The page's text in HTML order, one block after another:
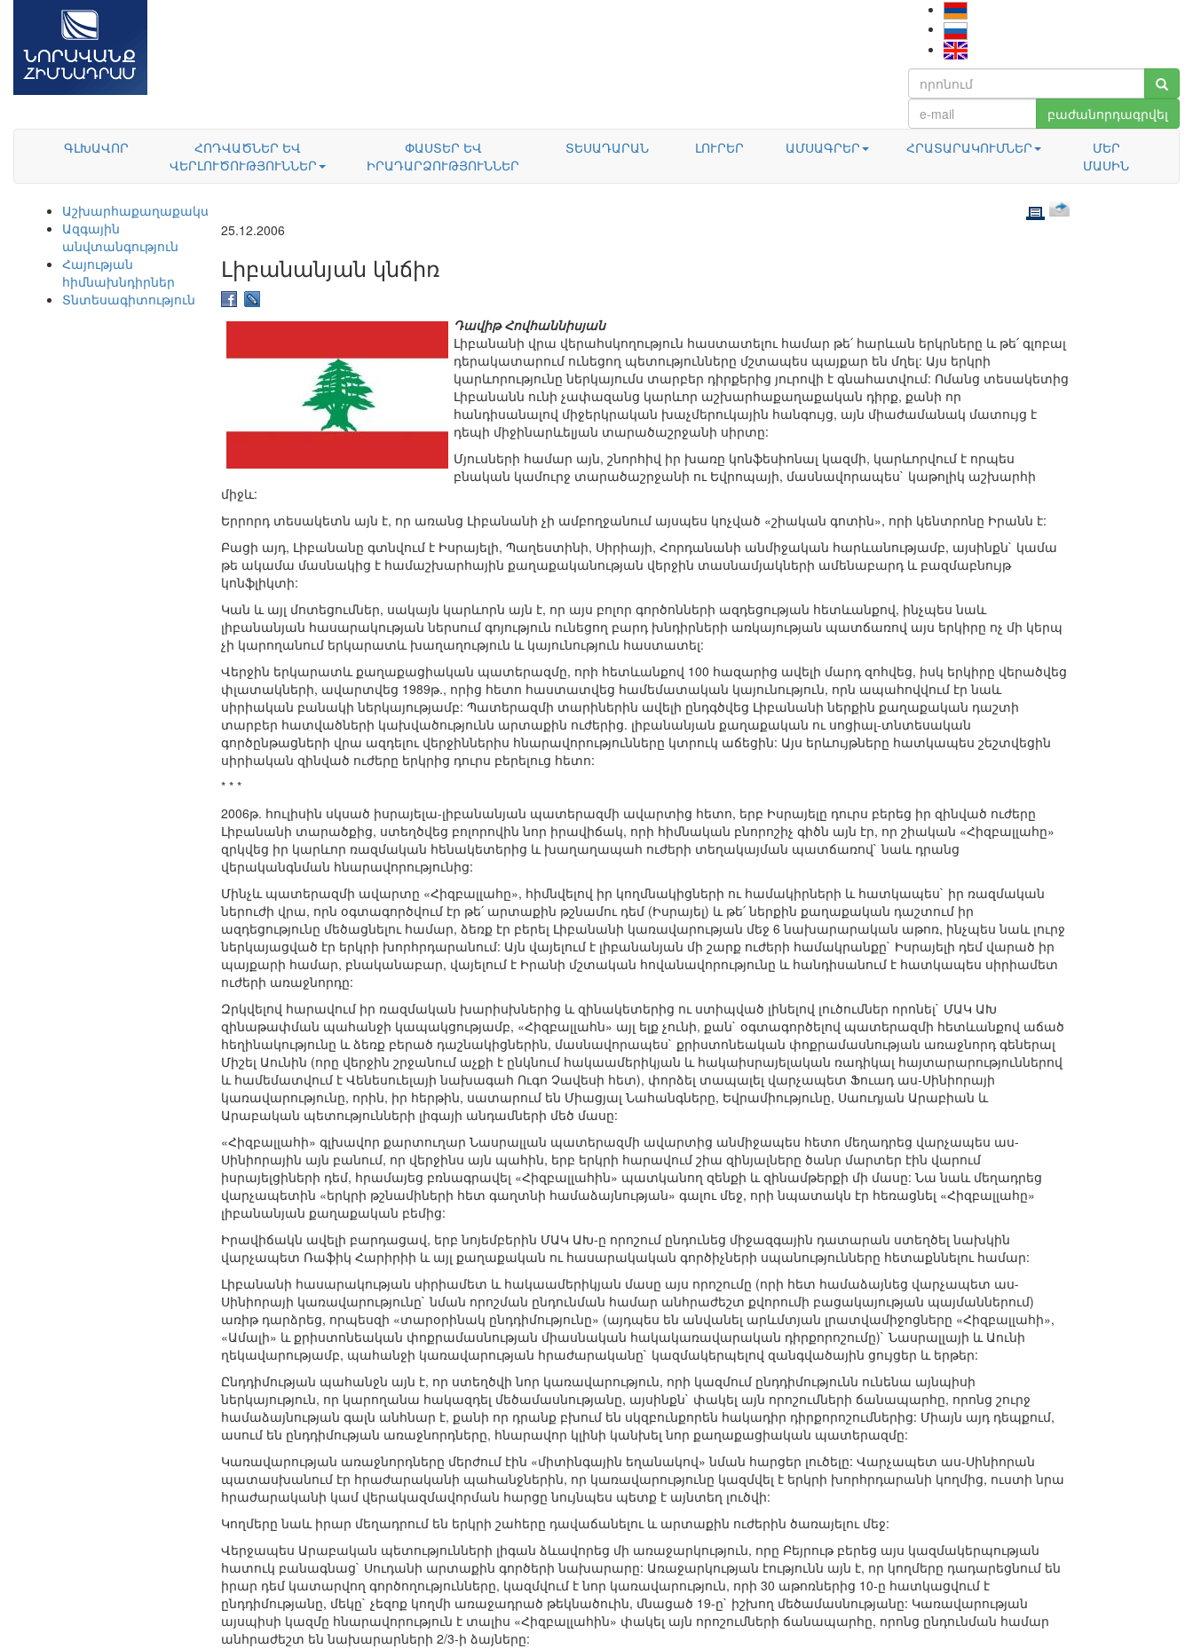
բաժանորդագրվել
ԳԼԽԱՎՈՐ
ՀՈԴՎԱԾՆԵՐ ԵՎ
ՎԵՐԼՈՒԾՈՒԹՅՈՒՆՆԵՐ
ՓԱՍՏԵՐ ԵՎ
ԻՐԱԴԱՐՁՈՒԹՅՈՒՆՆԵՐ
ՏԵՍԱԴԱՐԱՆ ԼՈՒՐԵՐ ԱՄՍԱԳՐԵՐ ՀՐԱՏԱՐԱԿՈՒՄՆԵՐ
ՄԵՐ
ՄԱՍԻՆ
Աշխարհաքաղաքականություն
Ազգային
անվտանգություն
Հայության
հիմնախնդիրներ
Տնտեսագիտություն
25.12.2006
Լիբանանյան կնճիռ
Դավիթ Հովհաննիսյան
Լիբանանի վրա վերահսկողություն հաստատելու համար թե՛ հարևան երկրները և թե՛ գլոբալ
դերակատարում ունեցող պետությունները մշտապես պայքար են մղել: Այս երկրի
կարևորությունը ներկայումս տարբեր դիրքերից յուրովի է գնահատվում: Ոմանց տեսակետից
Լիբանանն ունի չափազանց կարևոր աշխարհաքաղաքական դիրք, քանի որ
հանդիսանալով միջերկրական խաչմերուկային հանգույց, այն միաժամանակ մատույց է
դեպի միջինարևելյան տարածաշրջանի սիրտը:
Մյուսների համար այն, շնորհիվ իր խառը կոնֆեսիոնալ կազմի, կարևորվում է որպես
բնական կամուրջ տարածաշրջանի ու Եվրոպայի, մասնավորապես` կաթոլիկ աշխարհի
միջև:
Երրորդ տեսակետն այն է, որ առանց Լիբանանի չի ամբողջանում այսպես կոչված «շիական գոտին», որի կենտրոնը Իրանն է:
Բացի այդ, Լիբանանը գտնվում է Իսրայելի, Պաղեստինի, Սիրիայի, Հորդանանի անմիջական հարևանությամբ, այսինքն` կամա
թե ակամա մասնակից է համաշխարհային քաղաքականության վերջին տասնամյակների ամենաբարդ և բազմաբնույթ
կոնֆլիկտի:
Կան և այլ մոտեցումներ, սակայն կարևորն այն է, որ այս բոլոր գործոնների ազդեցության հետևանքով, ինչպես նաև
լիբանանյան հասարակության ներսում գոյություն ունեցող բարդ խնդիրների առկայության պատճառով այս երկիրը ոչ մի կերպ
չի կարողանում երկարատև խաղաղություն և կայունություն հաստատել:
Վերջին երկարատև քաղաքացիական պատերազմը, որի հետևանքով 100 հազարից ավելի մարդ զոհվեց, իսկ երկիրը վերածվեց
փլատակների, ավարտվեց 1989թ., որից հետո հաստատվեց համեմատական կայունություն, որն ապահովվում էր նաև
սիրիական բանակի ներկայությամբ: Պատերազմի տարիներին ավելի ընդգծվեց Լիբանանի ներքին քաղաքական դաշտի
տարբեր հատվածների կախվածությունն արտաքին ուժերից. լիբանանյան քաղաքական ու սոցիալ-տնտեսական
գործընթացների վրա ազդելու վերջիններիս հնարավորությունները կտրուկ աճեցին: Այս երևույթները հատկապես շեշտվեցին
սիրիական զինված ուժերը երկրից դուրս բերելուց հետո:
* * *
2006թ. հուլիսին սկսած իսրայելա-լիբանանյան պատերազմի ավարտից հետո, երբ Իսրայելը դուրս բերեց իր զինված ուժերը
Լիբանանի տարածքից, ստեղծվեց բոլորովին նոր իրավիճակ, որի հիմնական բնորոշիչ գիծն այն էր, որ շիական «Հիզբալլահը»
զրկվեց իր կարևոր ռազմական հենակետերից և խաղաղապահ ուժերի տեղակայման պատճառով` նաև դրանց
վերականգնման հնարավորությունից:
Մինչև պատերազմի ավարտը «Հիզբալլահը», հիմնվելով իր կողմնակիցների ու համակիրների և հատկապես` իր ռազմական
ներուժի վրա, որն օգտագործվում էր թե՛ արտաքին թշնամու դեմ (Իսրայել) և թե՛ ներքին քաղաքական դաշտում իր
ազդեցությունը մեծացնելու համար, ձեռք էր բերել Լիբանանի կառավարության մեջ 6 նախարարական աթոռ, ինչպես նաև լուրջ
ներկայացված էր երկրի խորհրդարանում: Այն վայելում է լիբանանյան մի շարք ուժերի համակրանքը` Իսրայելի դեմ վարած իր
պայքարի համար, բնականաբար, վայելում է Իրանի մշտական հովանավորությունը և հանդիսանում է հատկապես սիրիամետ
ուժերի առաջնորդը:
Զրկվելով հարավում իր ռազմական խարիսխներից և զինակետերից ու ստիպված լինելով լուծումներ որոնել` ՄԱԿ ԱԽ
զինաթափման պահանջի կապակցությամբ, «Հիզբալլահն» այլ ելք չունի, քան` օգտագործելով պատերազմի հետևանքով աճած
հեղինակությունը և ձեռք բերած դաշնակիցներին, մասնավորապես` քրիստոնեական փոքրամասնության առաջնորդ գեներալ
Միշել Աունին (որը վերջին շրջանում աչքի է ընկնում հակաամերիկյան և հակաիսրայելական ռադիկալ հայտարարություններով
և համեմատվում է Վենեսուելայի նախագահ Ուգո Չավեսի հետ), փորձել տապալել վարչապետ Ֆուադ աս-Սինիորայի
կառավարությունը, որին, իր հերթին, սատարում են Միացյալ Նահանգները, Եվրամիությունը, Սաուդյան Արաբիան և
Արաբական պետությունների լիգայի անդամների մեծ մասը:
«Հիզբալլահի» գլխավոր քարտուղար Նասրալլան պատերազմի ավարտից անմիջապես հետո մեղադրեց վարչապես աս-
Սինիորային այն բանում, որ վերջինս այն պահին, երբ երկրի հարավում շիա զինյալները ծանր մարտեր էին վարում
իսրայելցիների դեմ, հրամայեց բռնագրավել «Հիզբալլահին» պատկանող զենքի և զինամթերքի մի մասը: Նա նաև մեղադրեց
վարչապետին «երկրի թշնամիների հետ գաղտնի համաձայնության» գալու մեջ, որի նպատակն էր հեռացնել «Հիզբալլահը»
լիբանանյան քաղաքական բեմից:
Իրավիճակն ավելի բարդացավ, երբ նոյեմբերին ՄԱԿ ԱԽ-ը որոշում ընդունեց միջազգային դատարան ստեղծել նախկին
վարչապետ Ռաֆիկ Հարիրիի և այլ քաղաքական ու հասարակական գործիչների սպանությունները հետաքննելու համար:
Լիբանանի հասարակության սիրիամետ և հակաամերիկյան մասը այս որոշումը (որի հետ համաձայնեց վարչապետ աս-
Սինիորայի կառավարությունը` նման որոշման ընդունման համար անհրաժեշտ քվորումի բացակայության պայմաններում)
առիթ դարձրեց, որպեսզի «տարօրինակ ընդդիմությունը» (այդպես են անվանել արևմտյան լրատվամիջոցները «Հիզբալլահի»,
«Ամալի» և քրիստոնեական փոքրամասնության միասնական հակակառավարական դիրքորոշումը)` Նասրալլայի և Աունի
ղեկավարությամբ, պահանջի կառավարության հրաժարականը` կազմակերպելով զանգվածային ցույցեր և երթեր:
Ընդդիմության պահանջն այն է, որ ստեղծվի նոր կառավարություն, որի կազմում ընդդիմությունն ունենա այնպիսի
ներկայություն, որ կարողանա հակազդել մեծամասնությանը, այսինքն` փակել այն որոշումների ճանապարհը, որոնց շուրջ
համաձայնության գալն անհնար է, քանի որ դրանք բխում են սկզբունքորեն հակադիր դիրքորոշումներից: Միայն այդ դեպքում,
ասում են ընդդիմության առաջնորդները, հնարավոր կլինի կանխել նոր քաղաքացիական պատերազմը:
Կառավարության առաջնորդները մերժում էին «միտինգային եղանակով» նման հարցեր լուծելը: Վարչապետ աս-Սինիորան
պատասխանում էր հրաժարականի պահանջներին, որ կառավարությունը կազմվել է երկրի խորհրդարանի կողմից, ուստի նրա
հրաժարականի կամ վերակազմավորման հարցը նույնպես պետք է այնտեղ լուծվի:
Կողմերը նաև իրար մեղադրում են երկրի շահերը դավաճանելու և արտաքին ուժերին ծառայելու մեջ:
Վերջապես Արաբական պետությունների լիգան ձևավորեց մի առաջարկություն, որը Բեյրութ բերեց այս կազմակերպության
հատուկ բանագնաց` Սուդանի արտաքին գործերի նախարարը: Առաջարկության էությունն այն է, որ կողմերը դադարեցնում են
իրար դեմ կատարվող գործողությունները, կազմվում է նոր կառավարություն, որի 30 աթոռներից 10-ը հատկացվում է
ընդդիմությանը, մեկը` չեզոք կողմի առաջադրած թեկնածուին, մնացած 19-ը` իշխող մեծամասնությանը: Կառավարության
այսպիսի կազմը հնարավորություն է տալիս «Հիզբալլահին» փակել այն որոշումների ճանապարհը, որոնց ընդունման համար
անհրաժեշտ են նախարարների 2/3-ի ձայները: